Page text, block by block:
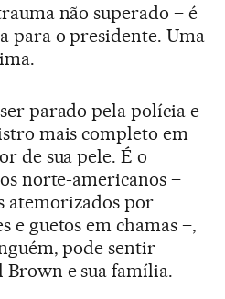
não superado – é
para o presidente. Uma
parado pela polícia e
mais completo em
de sua pele. É o
norte-americanos –
atemorizados por
e guetos em chamas –,
pode sentir
e sua família.